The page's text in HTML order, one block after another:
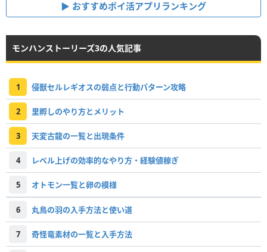
おすすめポイ活アプリランキング
モンハンストーリーズ3の人気記事
1 侵獣セルレギオスの弱点と行動パターン攻略
2 里孵しのやり方とメリット
3 天変古龍の一覧と出現条件
4 レベル上げの効率的なやり方・経験値稼ぎ
5 オトモン一覧と卵の模様
6 丸鳥の羽の入手方法と使い道
7 奇怪竜素材の一覧と入手方法